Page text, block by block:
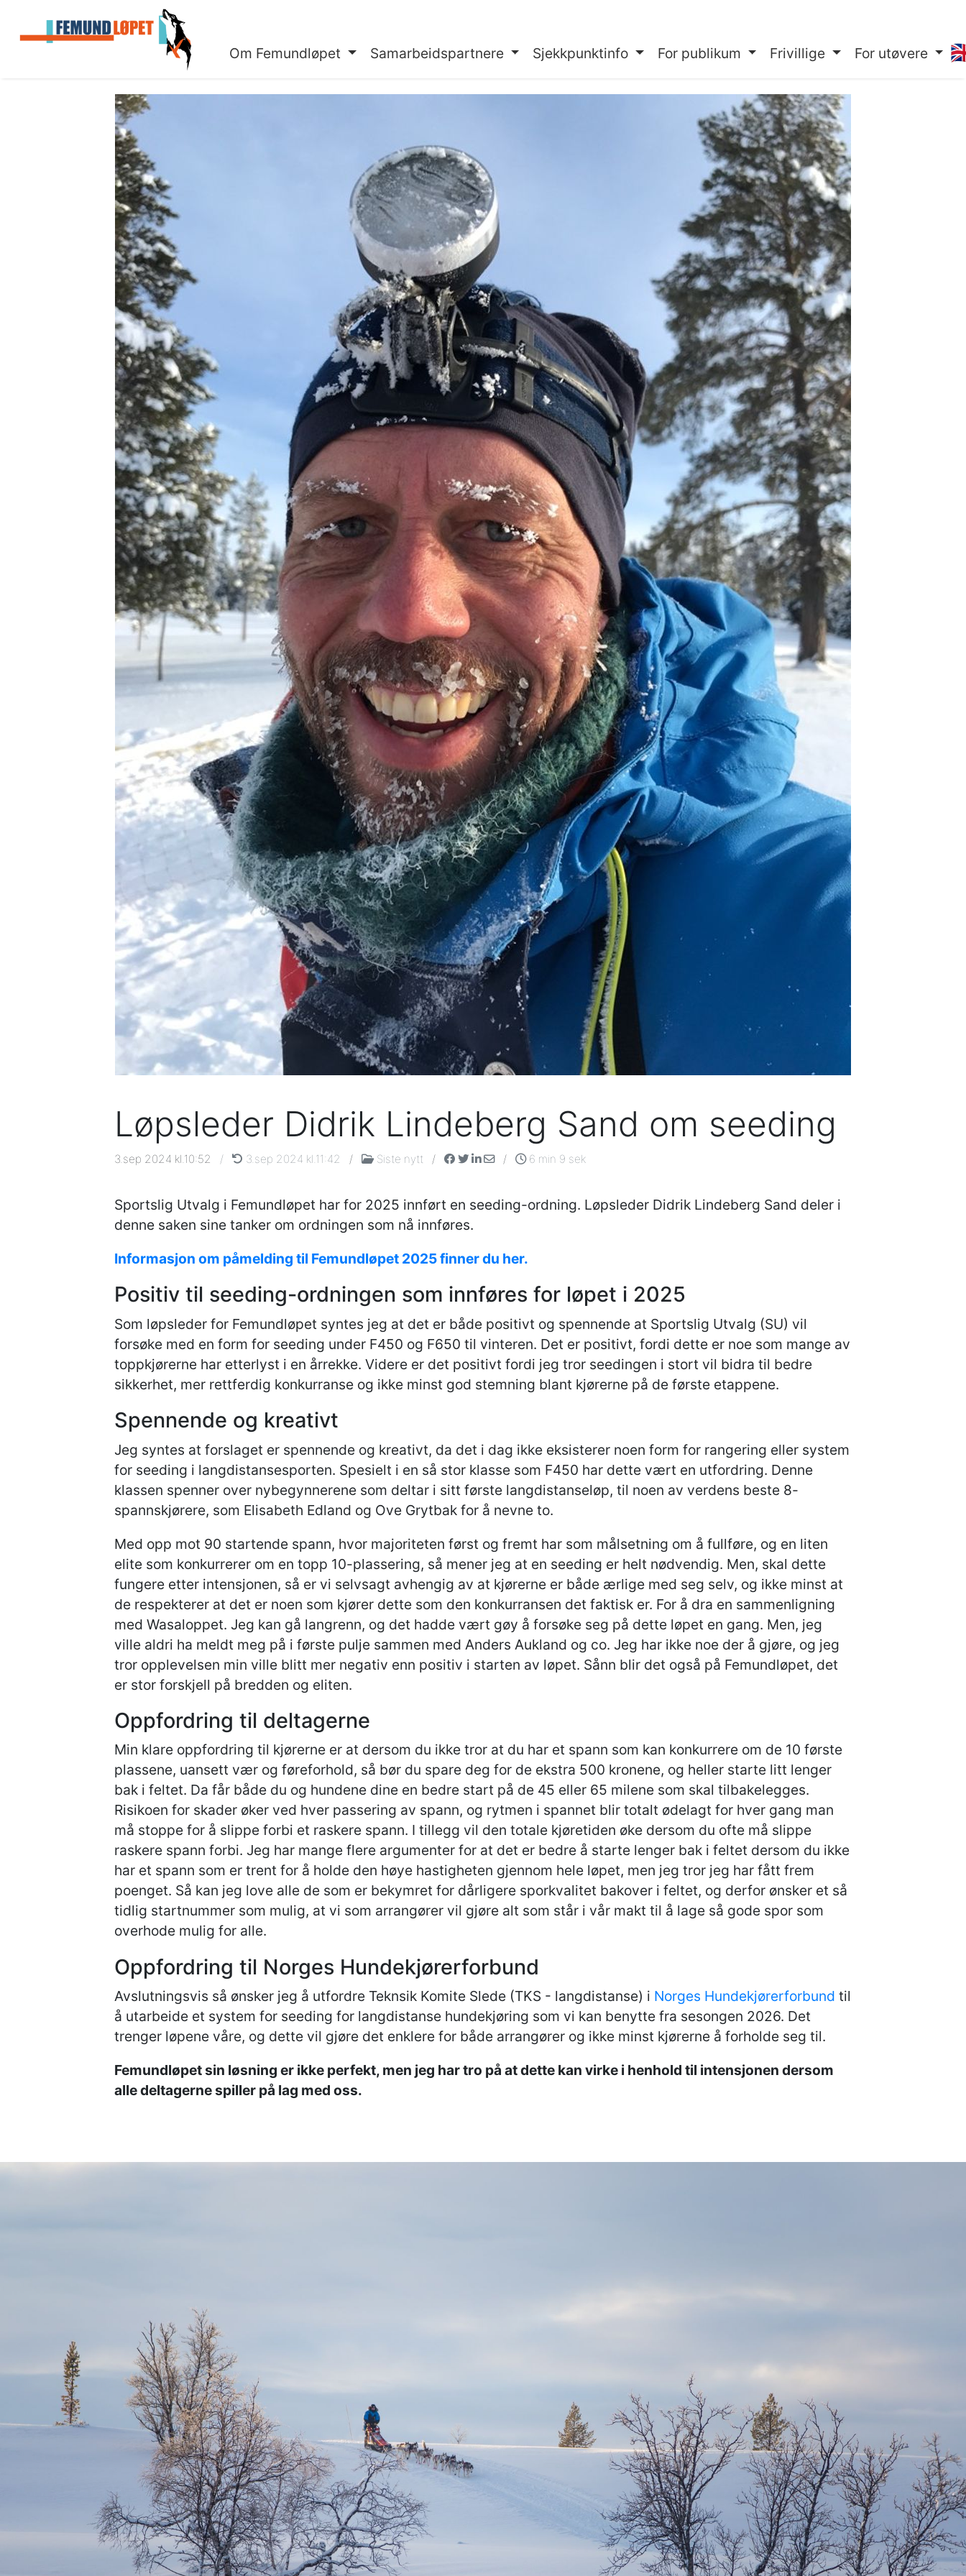
Om Femundløpet Samarbeidspartnere Sjekkpunktinfo For publikum Frivillige For utøvere
Løpsleder Didrik Lindeberg Sand om seeding
3.sep 2024 kl.10:52 / 3.sep 2024 kl.11:42 / Siste nytt / / 6 min 9 sek
Sportslig Utvalg i Femundløpet har for 2025 innført en seeding-ordning. Løpsleder Didrik Lindeberg Sand deler i
denne saken sine tanker om ordningen som nå innføres.
Informasjon om påmelding til Femundløpet 2025 finner du her.
Positiv til seeding-ordningen som innføres for løpet i 2025
Som løpsleder for Femundløpet syntes jeg at det er både positivt og spennende at Sportslig Utvalg (SU) vil
forsøke med en form for seeding under F450 og F650 til vinteren. Det er positivt, fordi dette er noe som mange av
toppkjørerne har etterlyst i en årrekke. Videre er det positivt fordi jeg tror seedingen i stort vil bidra til bedre
sikkerhet, mer rettferdig konkurranse og ikke minst god stemning blant kjørerne på de første etappene.
Spennende og kreativt
Jeg syntes at forslaget er spennende og kreativt, da det i dag ikke eksisterer noen form for rangering eller system
for seeding i langdistansesporten. Spesielt i en så stor klasse som F450 har dette vært en utfordring. Denne
klassen spenner over nybegynnerene som deltar i sitt første langdistanseløp, til noen av verdens beste 8-
spannskjørere, som Elisabeth Edland og Ove Grytbak for å nevne to.
Med opp mot 90 startende spann, hvor majoriteten først og fremt har som målsetning om å fullføre, og en liten
elite som konkurrerer om en topp 10-plassering, så mener jeg at en seeding er helt nødvendig. Men, skal dette
fungere etter intensjonen, så er vi selvsagt avhengig av at kjørerne er både ærlige med seg selv, og ikke minst at
de respekterer at det er noen som kjører dette som den konkurransen det faktisk er. For å dra en sammenligning
med Wasaloppet. Jeg kan gå langrenn, og det hadde vært gøy å forsøke seg på dette løpet en gang. Men, jeg
ville aldri ha meldt meg på i første pulje sammen med Anders Aukland og co. Jeg har ikke noe der å gjøre, og jeg
tror opplevelsen min ville blitt mer negativ enn positiv i starten av løpet. Sånn blir det også på Femundløpet, det
er stor forskjell på bredden og eliten.
Oppfordring til deltagerne
Min klare oppfordring til kjørerne er at dersom du ikke tror at du har et spann som kan konkurrere om de 10 første
plassene, uansett vær og føreforhold, så bør du spare deg for de ekstra 500 kronene, og heller starte litt lenger
bak i feltet. Da får både du og hundene dine en bedre start på de 45 eller 65 milene som skal tilbakelegges.
Risikoen for skader øker ved hver passering av spann, og rytmen i spannet blir totalt ødelagt for hver gang man
må stoppe for å slippe forbi et raskere spann. I tillegg vil den totale kjøretiden øke dersom du ofte må slippe
raskere spann forbi. Jeg har mange flere argumenter for at det er bedre å starte lenger bak i feltet dersom du ikke
har et spann som er trent for å holde den høye hastigheten gjennom hele løpet, men jeg tror jeg har fått frem
poenget. Så kan jeg love alle de som er bekymret for dårligere sporkvalitet bakover i feltet, og derfor ønsker et så
tidlig startnummer som mulig, at vi som arrangører vil gjøre alt som står i vår makt til å lage så gode spor som
overhode mulig for alle.
Oppfordring til Norges Hundekjørerforbund
Avslutningsvis så ønsker jeg å utfordre Teknsik Komite Slede (TKS - langdistanse) i Norges Hundekjørerforbund til
å utarbeide et system for seeding for langdistanse hundekjøring som vi kan benytte fra sesongen 2026. Det
trenger løpene våre, og dette vil gjøre det enklere for både arrangører og ikke minst kjørerne å forholde seg til.
Femundløpet sin løsning er ikke perfekt, men jeg har tro på at dette kan virke i henhold til intensjonen dersom
alle deltagerne spiller på lag med oss.